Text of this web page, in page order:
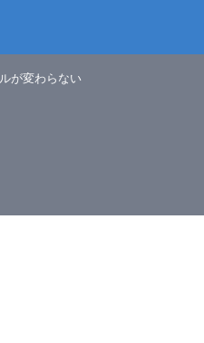
が変わらない